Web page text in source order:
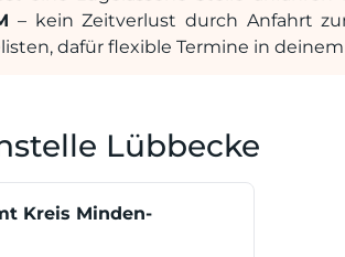
– kein Zeitverlust durch Anfahrt
dafür flexible Termine in
Lübbecke
Kreis Minden-